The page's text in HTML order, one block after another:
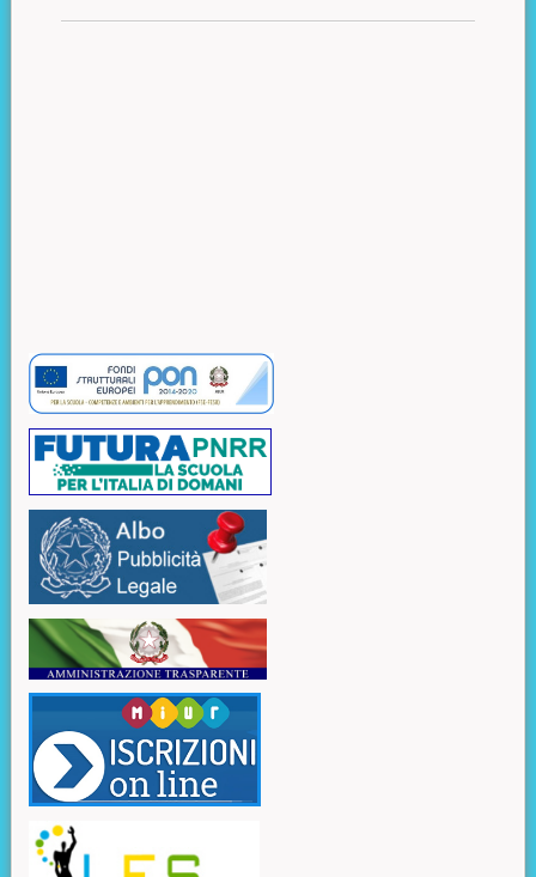
Risorse aggiuntive (colonna di destra)